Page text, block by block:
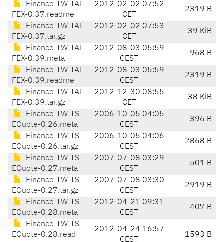
Finance-TW-TAI
FEX-0.37.readme
2012-02-02 07:52
CET
2319 B
Finance-TW-TAI
FEX-0.37.tar.gz
2012-02-02 07:53
CET
39 KiB
Finance-TW-TAI
FEX-0.39.meta
2012-08-03 05:59
CEST
968 B
Finance-TW-TAI
FEX-0.39.readme
2012-08-03 05:59
CEST
2319 B
Finance-TW-TAI
FEX-0.39.tar.gz
2012-12-30 08:55
CET
38 KiB
Finance-TW-TS
EQuote-0.26.meta
2006-10-05 04:05
CEST
396 B
Finance-TW-TS
EQuote-0.26.tar.gz
2006-10-05 04:06
CEST
2868 B
Finance-TW-TS
EQuote-0.27.meta
2007-07-08 03:29
CEST
501 B
Finance-TW-TS
EQuote-0.27.tar.gz
2007-07-08 03:30
CEST
2919 B
Finance-TW-TS
EQuote-0.28.meta
2012-04-21 09:31
CEST
407 B
Finance-TW-TS
EQuote-0.28.read
2012-04-24 16:57
CEST
1593 B